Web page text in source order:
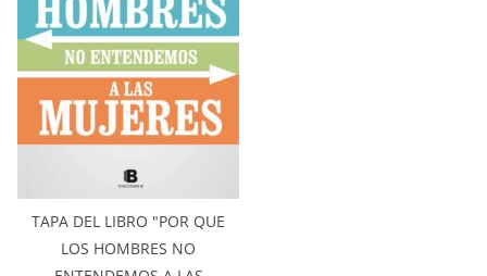
TAPA DEL LIBRO "POR QUE
LOS HOMBRES NO